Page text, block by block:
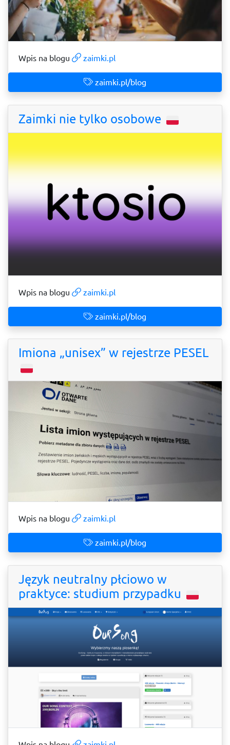
Wpis na blogu zaimki.pl
zaimki.pl/blog
Zaimki nie tylko osobowe
Wpis na blogu zaimki.pl
zaimki.pl/blog
Imiona „unisex” w rejestrze PESEL
Wpis na blogu zaimki.pl
zaimki.pl/blog
Język neutralny płciowo w
praktyce: studium przypadku